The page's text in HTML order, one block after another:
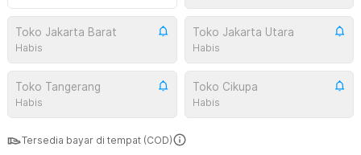
Toko Jakarta Barat
Habis
Toko Jakarta Utara
Habis
Toko Tangerang
Habis
Toko Cikupa
Habis
Tersedia bayar di tempat (COD)